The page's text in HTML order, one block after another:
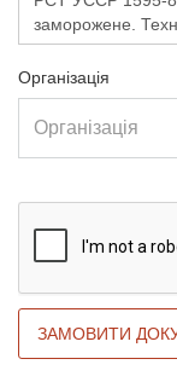
Організація